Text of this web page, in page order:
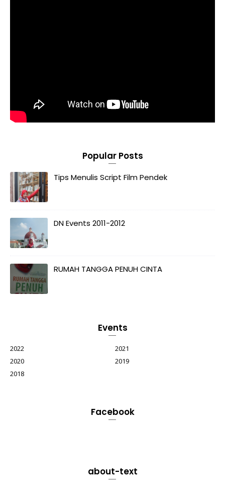
Popular Posts
Tips Menulis Script Film Pendek
DN Events 2011-2012
RUMAH TANGGA PENUH CINTA
Events
2022
2021
2020
2019
2018
Facebook
about-text